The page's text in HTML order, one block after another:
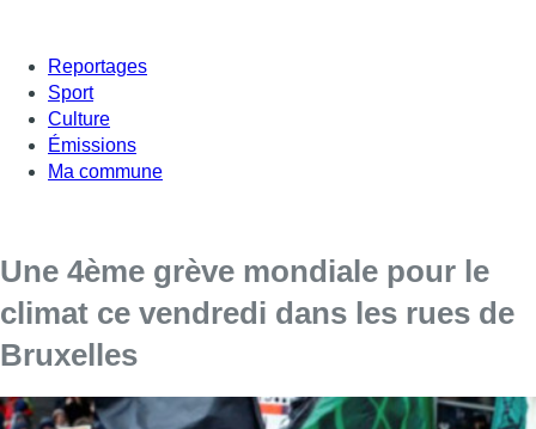
Reportages
Sport
Culture
Émissions
Ma commune
Une 4ème grève mondiale pour le
climat ce vendredi dans les rues de
Bruxelles